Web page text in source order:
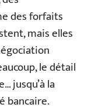
des forfaits
mais elles
le détail
jusqu’à la
bancaire.